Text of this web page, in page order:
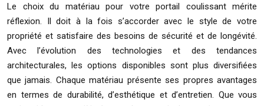
Le choix du matériau pour votre portail coulissant mérite
réflexion. Il doit à la fois s’accorder avec le style de votre
propriété et satisfaire des besoins de sécurité et de longévité.
Avec l’évolution des technologies et des tendances
architecturales, les options disponibles sont plus diversifiées
que jamais. Chaque matériau présente ses propres avantages
en termes de durabilité, d’esthétique et d’entretien. Que vous